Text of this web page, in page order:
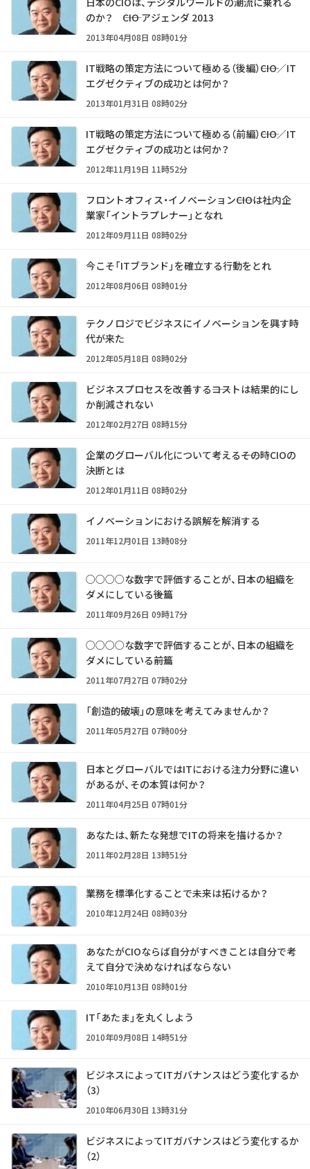
のか？ ――CIO アジェンダ 2013
2013年04月08日 08時01分
IT戦略の策定方法について極める（後編）――CIO／IT
エグゼクティブの成功とは何か？
2013年01月31日 08時02分
IT戦略の策定方法について極める（前編）――CIO／IT
エグゼクティブの成功とは何か？
2012年11月19日 11時52分
フロントオフィス・イノベーション――CIOは社内企
業家「イントラプレナー」となれ
2012年09月11日 08時02分
今こそ「ITブランド」を確立する行動をとれ
2012年08月06日 08時01分
テクノロジでビジネスにイノベーションを興す時
代が来た
2012年05月18日 08時02分
ビジネスプロセスを改善する――コストは結果的にし
か削減されない
2012年02月27日 08時15分
企業のグローバル化について考える――その時CIOの
決断とは
2012年01月11日 08時02分
イノベーションにおける誤解を解消する
2011年12月01日 13時08分
○○○○な数字で評価することが、日本の組織を
ダメにしている――後篇
2011年09月26日 09時17分
○○○○な数字で評価することが、日本の組織を
ダメにしている――前篇
2011年07月27日 07時02分
「創造的破壊」の意味を考えてみませんか？
2011年05月27日 07時00分
日本とグローバルではITにおける注力分野に違い
があるが、その本質は何か？
2011年04月25日 07時01分
あなたは、新たな発想でITの将来を描けるか？
2011年02月28日 13時51分
業務を標準化することで未来は拓けるか？
2010年12月24日 08時03分
あなたがCIOならば自分がすべきことは自分で考
えて自分で決めなければならない
2010年10月13日 08時01分
IT「あたま」を丸くしよう
2010年09月08日 14時51分
ビジネスによってITガバナンスはどう変化するか
（3）
2010年06月30日 13時31分
ビジネスによってITガバナンスはどう変化するか
（2）